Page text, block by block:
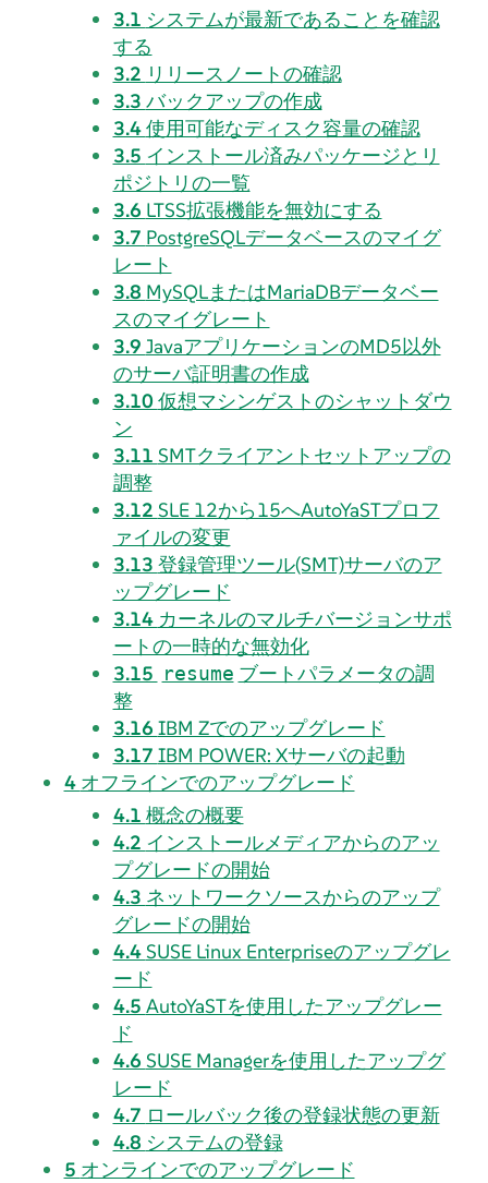
3.1 システムが最新であることを確認
する
3.2 リリースノートの確認
3.3 バックアップの作成
3.4使用可能なディスク容量の確認
3.5 インストール済みパッケージとリ
ポジトリの一覧
3.6 LTSS拡張機能を無効にする
3.7 PostgreSQLデータベースのマイグ
レート
3.8 MySQLまたはMariaDBデータベー
スのマイグレート
3.9 JavaアプリケーションのMD5以外
のサーバ証明書の作成
3.10仮想マシンゲストのシャットダウ
ン
3.11 SMTクライアントセットアップの
調整
3.12 SLE 12から15へAutoYaSTプロフ
ァイルの変更
3.13 登録管理ツール(SMT)サーバのア
ップグレード
3.14 カーネルのマルチバージョンサポ
ートの一時的な無効化
3.15 resume ブートパラメータの調
整
3.16 IBM Zでのアップグレード
3.17 IBM POWER: Xサーバの起動
4 オフラインでのアップグレード
4.1 概念の概要
4.2 インストールメディアからのアッ
プグレードの開始
4.3 ネットワークソースからのアップ
グレードの開始
4.4SUSE Linux Enterpriseのアップグレ
ード
4.5 AutoYaSTを使用したアップグレー
ド
4.6 SUSE Managerを使用したアップグ
レード
4.7 ロールバック後の登録状態の更新
4.8 システムの登録
5 オンラインでのアップグレード